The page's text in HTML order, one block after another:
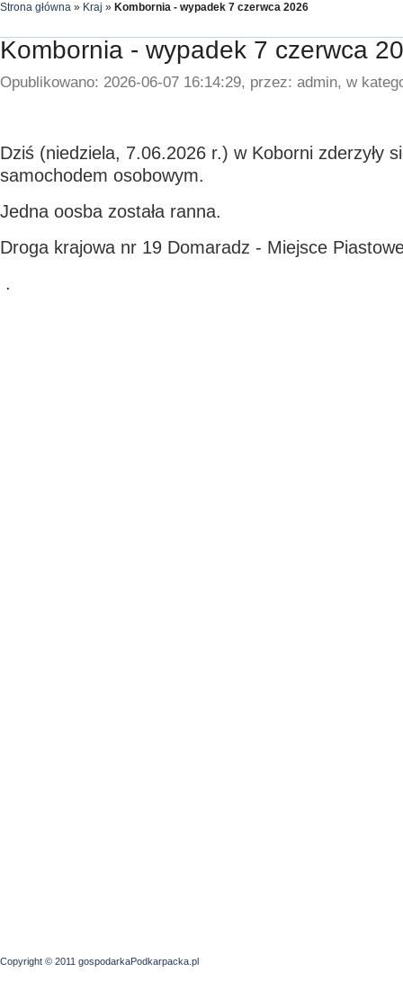
Strona główna » Kraj » Kombornia - wypadek 7 czerwca 2026
Kombornia - wypadek 7 czerwca
Opublikowano: 2026-06-07 16:14:29, przez: admin, w
Dziś (niedziela, 7.06.2026 r.) w Koborni zderzyły
samochodem osobowym.
Jedna oosba została ranna.
Droga krajowa nr 19 Domaradz - Miejsce
.
Copyright © 2011 gospodarkaPodkarpacka.pl